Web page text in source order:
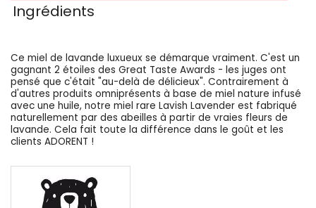
Ingrédients
Ce miel de lavande luxueux se démarque vraiment. C'est un
gagnant 2 étoiles des Great Taste Awards - les juges ont
pensé que c'était "au-delà de délicieux". Contrairement à
d'autres produits omniprésents à base de miel nature infusé
avec une huile, notre miel rare Lavish Lavender est fabriqué
naturellement par des abeilles à partir de vraies fleurs de
lavande. Cela fait toute la différence dans le goût et les
clients ADORENT !